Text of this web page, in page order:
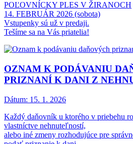
POĽOVNÍCKY PLES V ŽIRANOCH
14. FEBRUÁR 2026 (sobota)
Vstupenky sú už v predaji.
Tešíme sa na Vás priatelia!
OZNAM K PODÁVANIU
PRIZNANÍ K DANI Z
Dátum: 15. 1. 2026
Každý daňovník u ktorého v priebehu
vlastníctve nehnuteľností,
alebo iné zmeny rozhodujúce pre